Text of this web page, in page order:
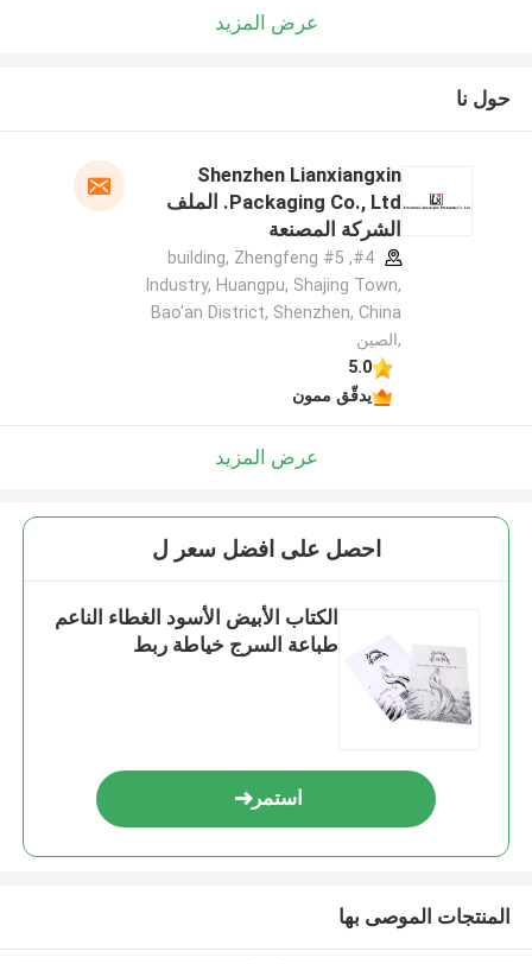
عرض المزيد
حول نا
Shenzhen Lianxiangxin
Packaging Co., Ltd. الملف
الشركة المصنعة
#4, #5 building, Zhengfeng
Industry, Huangpu, Shajing Town,
Bao'an District, Shenzhen, China
,الصين
5.0
يدقّق ممون
عرض المزيد
احصل على افضل سعر ل
الكتاب الأبيض الأسود الغطاء الناعم
طباعة السرج خياطة ربط
استمر
المنتجات الموصى بها